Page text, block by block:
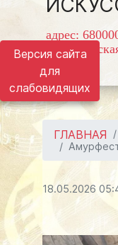
Версия сайта
для
слабовидящих
адрес:
ГЛАВНАЯ
18.05.2026